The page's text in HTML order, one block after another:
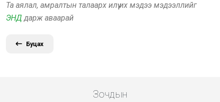
Та аялал, амралтын талаарх илүү их мэдээ мэдээллийг
ЭНД дарж аваарай
Буцах
Зочдын